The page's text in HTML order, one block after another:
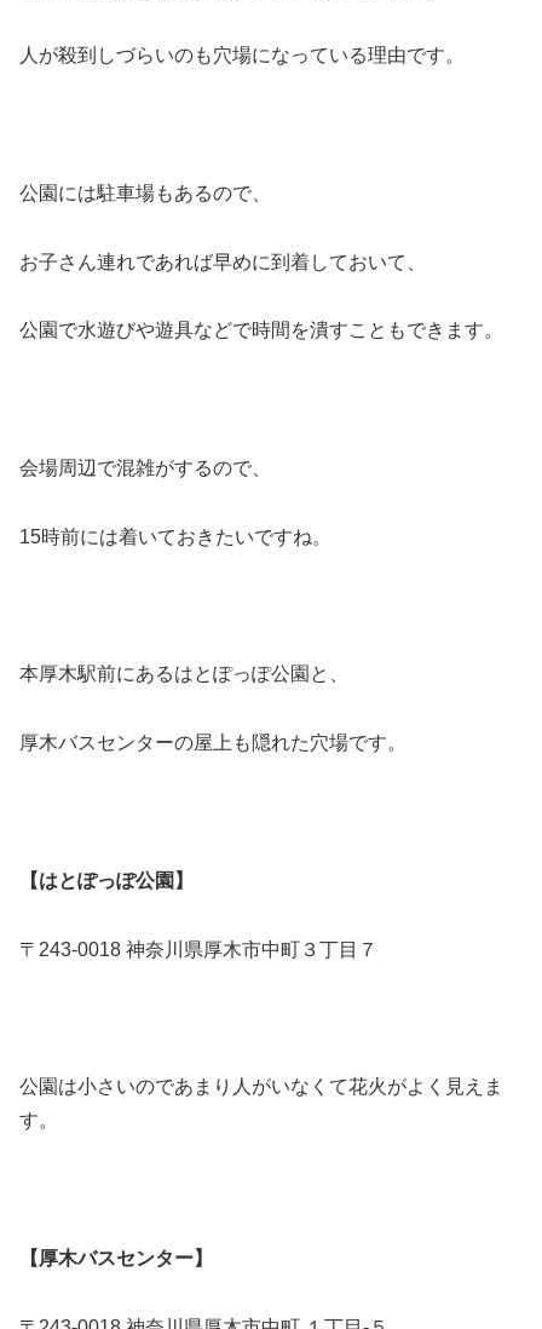
人が殺到しづらいのも穴場になっている理由です。
公園には駐車場もあるので、
お子さん連れであれば早めに到着しておいて、
公園で水遊びや遊具などで時間を潰すこともできます。
会場周辺で混雑がするので、
15時前には着いておきたいですね。
本厚木駅前にあるはとぽっぽ公園と、
厚木バスセンターの屋上も隠れた穴場です。
【はとぽっぽ公園】
〒243-0018 神奈川県厚木市中町３丁目７
公園は小さいのであまり人がいなくて花火がよく見えま
す。
【厚木バスセンター】